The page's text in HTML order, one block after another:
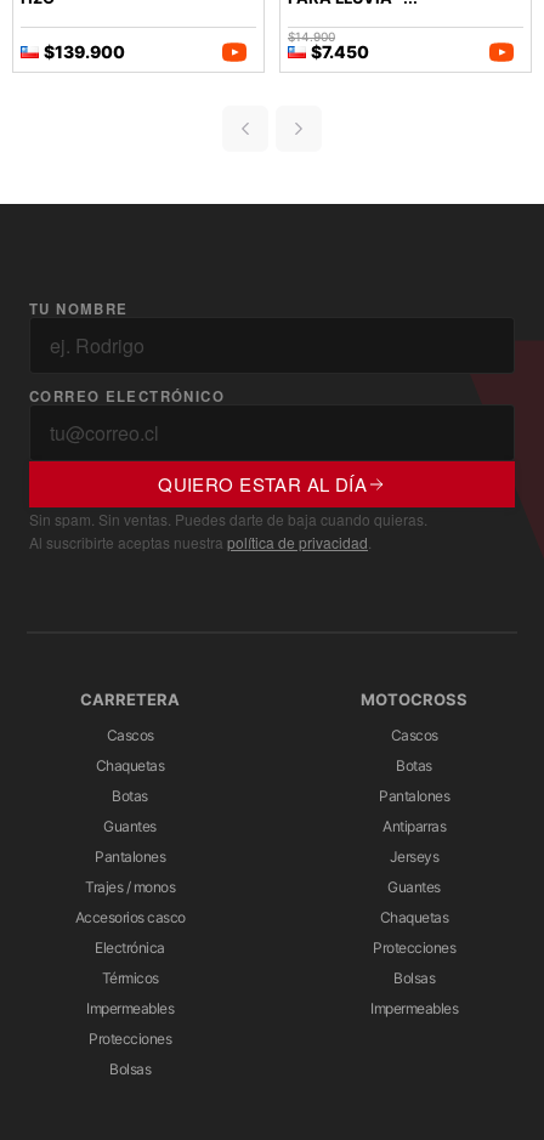
$139.900 $7.450
$14.900
TU NOMBRE
CORREO ELECTRÓNICO
QUIERO ESTAR AL DÍA
Sin spam. Sin ventas. Puedes darte de baja cuando quieras.
Al suscribirte aceptas nuestra política de privacidad.
CARRETERA
Cascos
Chaquetas
Botas
Guantes
Pantalones
Trajes / monos
Accesorios casco
Electrónica
Térmicos
Impermeables
Protecciones
Bolsas
MOTOCROSS
Cascos
Botas
Pantalones
Antiparras
Jerseys
Guantes
Chaquetas
Protecciones
Bolsas
Impermeables